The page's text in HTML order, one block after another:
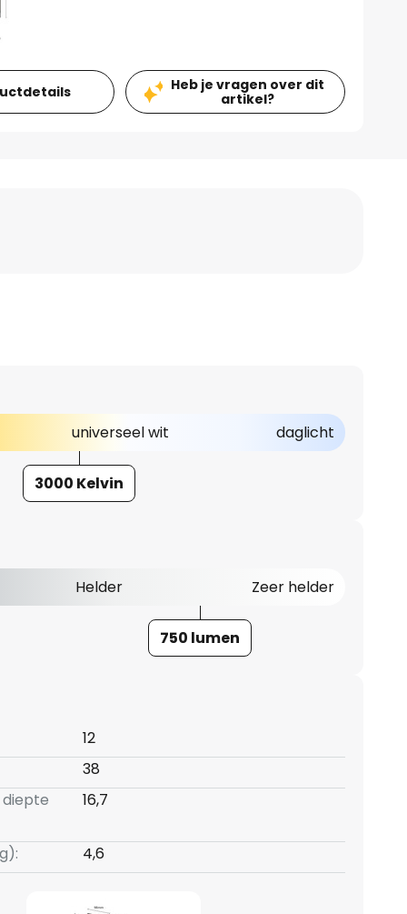
Heb je vragen over dit
artikel?
universeel wit daglicht
3000 Kelvin
Helder Zeer helder
750 lumen
12
38
16,7
4,6